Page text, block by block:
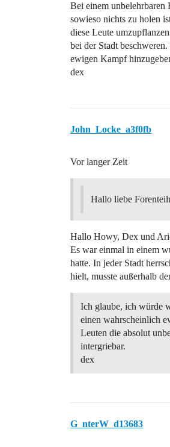
Bei einem unbelehrbaren
sowieso nichts zu holen
diese Leute
bei der Stadt
ewigen Kampf
dex
John_Locke_a3f0fb
Vor langer Zeit
Hallo liebe
Hallo Howy, Dex und
Es war einmal in einem
hatte. In jeder Stadt
hielt, musste außerhalb
Ich glaube, ich würde
einen wahrscheinlich
Leuten die absolut
intergriebar.
dex
G_nterW_d13683